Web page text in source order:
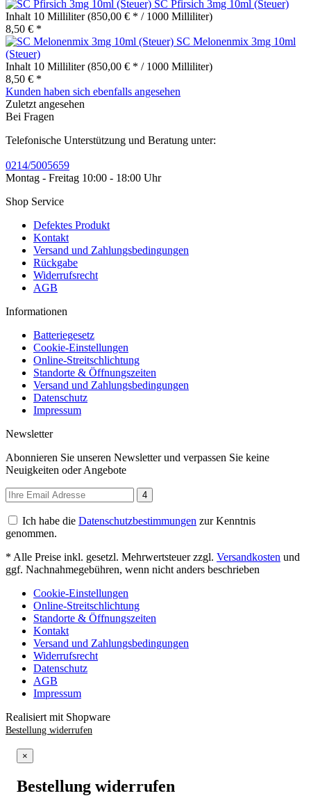
SC Pfirsich 3mg 10ml (Steuer)
Inhalt 10 Milliliter(850,00 € * / 1000 Milliliter)
8,50 € *
SC Melonenmix 3mg 10ml
(Steuer)
Inhalt 10 Milliliter(850,00 € * / 1000 Milliliter)
8,50 € *
Kunden haben sich ebenfalls angesehen
Zuletzt angesehen
Bei Fragen
Telefonische Unterstützung und Beratung unter:
0214/5005659
Montag - Freitag 10:00 - 18:00 Uhr
Shop Service
Defektes Produkt
Kontakt
Versand und Zahlungsbedingungen
Rückgabe
Widerrufsrecht
AGB
Informationen
Batteriegesetz
Cookie-Einstellungen
Online-Streitschlichtung
Standorte & Öffnungszeiten
Versand und Zahlungsbedingungen
Datenschutz
Impressum
Newsletter
Abonnieren Sie unseren Newsletter und verpassen Sie keine
Neuigkeiten oder Angebote
4
Ich habe die Datenschutzbestimmungen zur Kenntnis
genommen.
* Alle Preise inkl. gesetzl. Mehrwertsteuer zzgl. Versandkosten und
ggf. Nachnahmegebühren, wenn nicht anders beschrieben
Cookie-Einstellungen
Online-Streitschlichtung
Standorte & Öffnungszeiten
Kontakt
Versand und Zahlungsbedingungen
Widerrufsrecht
Datenschutz
AGB
Impressum
Realisiert mit Shopware
Bestellung widerrufen
×
Bestellung widerrufen